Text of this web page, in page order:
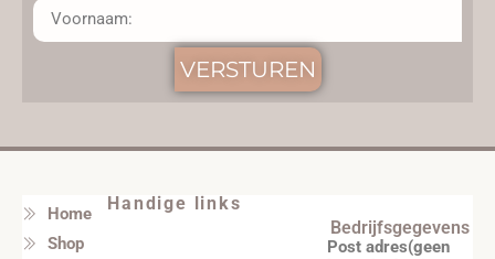
VERSTUREN
Handige links
Home
Shop
Bedrijfsgegevens
Post adres(geen